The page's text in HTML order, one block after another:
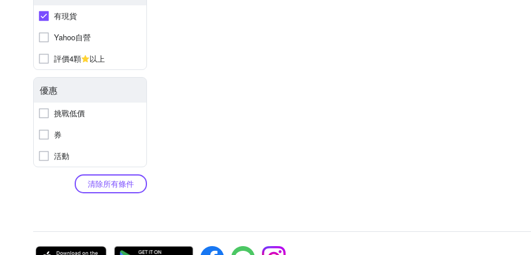
有現貨
Yahoo自營
評價4顆
以上
優惠
挑戰低價
券
活動
清除所有條件